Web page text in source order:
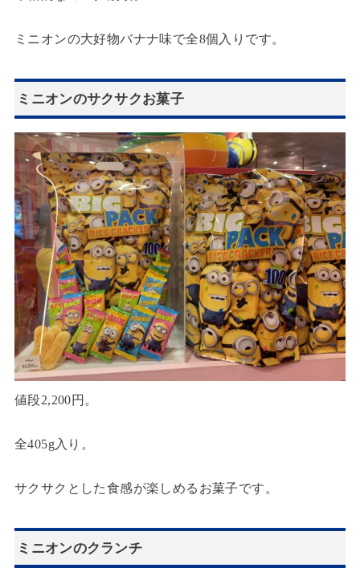
ミニオンの大好物バナナ味で全8個入りです。
ミニオンのサクサクお菓子
値段2,200円。
全405g入り。
サクサクとした食感が楽しめるお菓子です。
ミニオンのクランチ